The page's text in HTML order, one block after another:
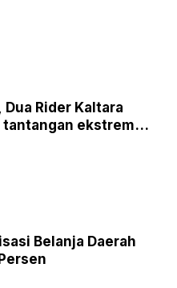
Rider Kaltara
tantangan ekstrem
Belanja Daerah